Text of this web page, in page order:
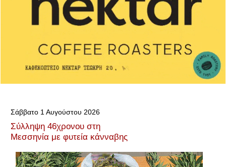
Σάββατο 1 Αυγούστου 2026
Σύλληψη 46χρονου στη
Μεσσηνία με φυτεία κάνναβης